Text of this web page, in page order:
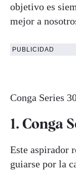
objetivo es
mejor a
PUBLICIDAD
Conga Series
1. Conga
Este aspirador
guiarse por la